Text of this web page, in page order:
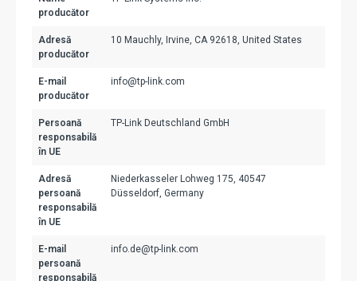
producător
Adresă
producător
10 Mauchly, Irvine, CA 92618, United States
E-mail
producător
info@tp-link.com
Persoană
responsabilă
în UE
TP-Link Deutschland GmbH
Adresă
persoană
responsabilă
în UE
Niederkasseler Lohweg 175, 40547
Düsseldorf, Germany
E-mail
persoană
responsabilă
info.de@tp-link.com